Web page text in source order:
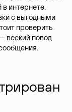
интернете.
с выгодными
проверить
веский повод